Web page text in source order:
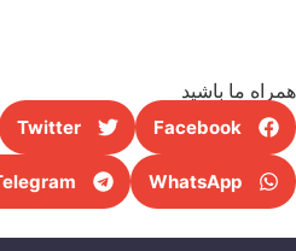
ما باشید
Facebook
Twitter
WhatsApp
Telegram